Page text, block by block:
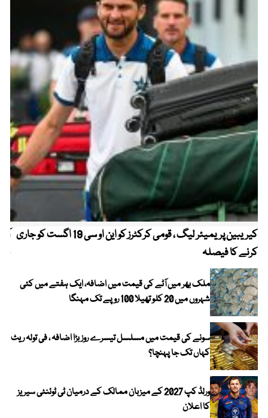
کیریبین پریمیئر لیگ ، قومی کرکٹرز کو این او سی 19 اگست کو جاری
کرنے کا فیصلہ
ملک بھر میں آٹے کی قیمت میں اضافہ، ایک ہفتے میں کئی
شہروں میں 20 کلو تھیلا 100 روپے تک مہنگا
سونے کی قیمت میں مسلسل تیسرے روز بڑا اضافہ ، فی تولہ ریٹ
کہاں تک جا پہنچا؟
ورلڈ کپ 2027 کے میزبان ممالک کے درمیان ٹی ٹوئنٹی سیریز
کا اعلان